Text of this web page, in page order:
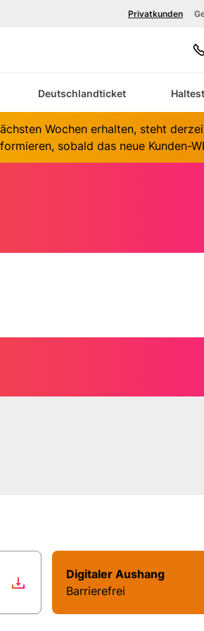
Privatkunden
Deutschlandticket
Wochen erhalten, steht
sobald das neue Kunden-
Digitaler Aushang
Barrierefrei